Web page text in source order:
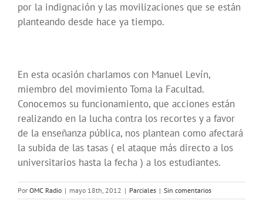
por la indignación y las movilizaciones que se están
planteando desde hace ya tiempo.
En esta ocasión charlamos con Manuel Levín,
miembro del movimiento Toma la Facultad.
Conocemos su funcionamiento, que acciones están
realizando en la lucha contra los recortes y a favor
de la enseñanza pública, nos plantean como afectará
la subida de las tasas ( el ataque más directo a los
universitarios hasta la fecha ) a los estudiantes.
Por OMC Radio | mayo 18th, 2012 | Parciales | Sin comentarios